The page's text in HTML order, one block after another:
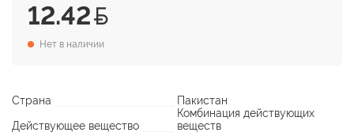
12.42
Нет в наличии
Страна
Пакистан
Действующее вещество
Комбинация действующих
веществ